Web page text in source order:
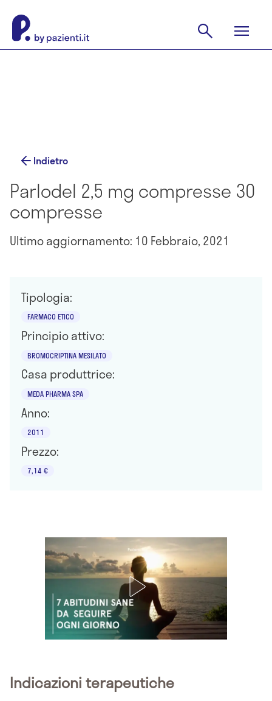
Indietro
Parlodel 2,5 mg compresse 30
compresse
Ultimo aggiornamento: 10 Febbraio, 2021
Tipologia:
FARMACO ETICO
Principio attivo:
BROMOCRIPTINA MESILATO
Casa produttrice:
MEDA PHARMA SPA
Anno:
2011
Prezzo:
7,14 €
Indicazioni terapeutiche